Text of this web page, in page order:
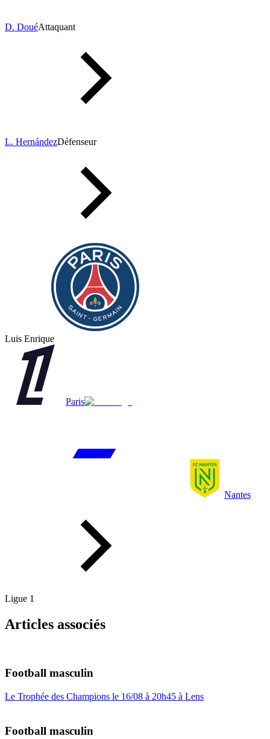
D. DouéAttaquant
L. HernándezDéfenseur
Luis Enrique
Paris
Nantes
Ligue 1
Articles associés
Football masculin
Le Trophée des Champions le 16/08 à 20h45 à Lens
Football masculin